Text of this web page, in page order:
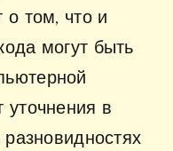
о том, что и
могут быть
уточнения в